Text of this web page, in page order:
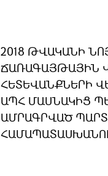
2018 ԹՎԱԿԱՆԻ
ՃԱՌԱԳԱՅԹԱՅԻՆ
ՀԵՏԵՎԱՆՔՆԵՐԻ
ԱՊՀ ՄԱՍՆԱԿԻՑ
ԱՄՐԱԳՐՎԱԾ